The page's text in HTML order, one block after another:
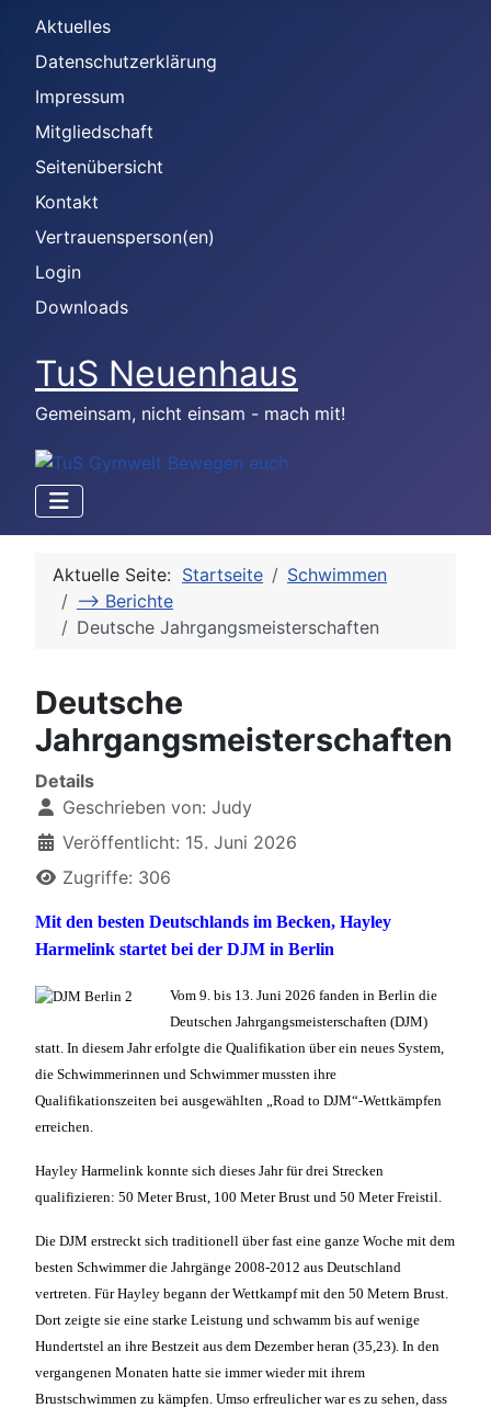
Aktuelles
Datenschutzerklärung
Impressum
Mitgliedschaft
Seitenübersicht
Kontakt
Vertrauensperson(en)
Login
Downloads
TuS Neuenhaus
Gemeinsam, nicht einsam - mach mit!
Aktuelle Seite: Startseite
Schwimmen
--> Berichte
Deutsche Jahrgangsmeisterschaften
Deutsche
Jahrgangsmeisterschaften
Details
Geschrieben von: Judy
Veröffentlicht: 15. Juni 2026
Zugriffe: 306
Mit den besten Deutschlands im Becken, Hayley
Harmelink startet bei der DJM in Berlin
Vom 9. bis 13. Juni 2026 fanden in Berlin die
Deutschen Jahrgangsmeisterschaften (DJM)
statt. In diesem Jahr erfolgte die Qualifikation über ein neues System,
die Schwimmerinnen und Schwimmer mussten ihre
Qualifikationszeiten bei ausgewählten „Road to DJM“-Wettkämpfen
erreichen.
Hayley Harmelink konnte sich dieses Jahr für drei Strecken
qualifizieren: 50 Meter Brust, 100 Meter Brust und 50 Meter Freistil.
Die DJM erstreckt sich traditionell über fast eine ganze Woche mit dem
besten Schwimmer die Jahrgänge 2008-2012 aus Deutschland
vertreten. Für Hayley begann der Wettkampf mit den 50 Metern Brust.
Dort zeigte sie eine starke Leistung und schwamm bis auf wenige
Hundertstel an ihre Bestzeit aus dem Dezember heran (35,23). In den
vergangenen Monaten hatte sie immer wieder mit ihrem
Brustschwimmen zu kämpfen. Umso erfreulicher war es zu sehen, dass